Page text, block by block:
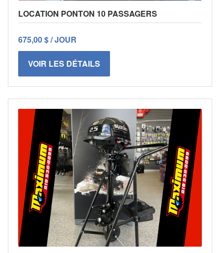
LOCATION PONTON 10 PASSAGERS
675,00 $ / JOUR
VOIR LES DÉTAILS